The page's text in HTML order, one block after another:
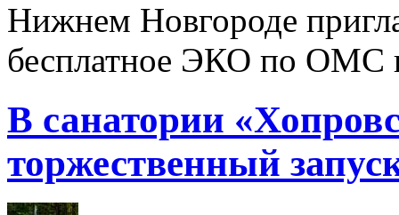
Нижнем Новгороде
бесплатное ЭКО по ОМС
В санатории
торжественный